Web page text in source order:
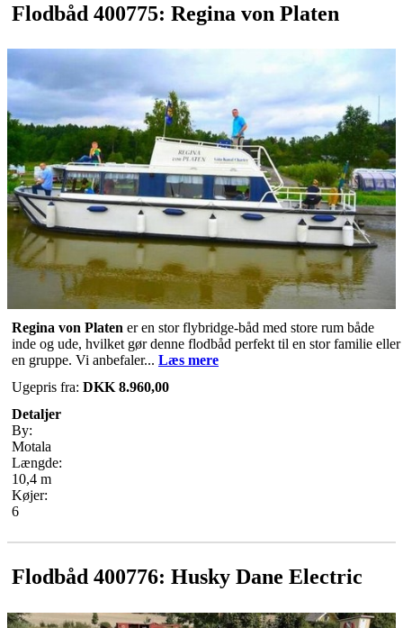
Flodbåd 400775: Regina von Platen
Regina von Platen er en stor flybridge-båd med store rum både
inde og ude, hvilket gør denne flodbåd perfekt til en stor familie eller
en gruppe. Vi anbefaler... Læs mere
Ugepris fra: DKK 8.960,00
Detaljer
By:
Motala
Længde:
10,4 m
Køjer:
6
Flodbåd 400776: Husky Dane Electric